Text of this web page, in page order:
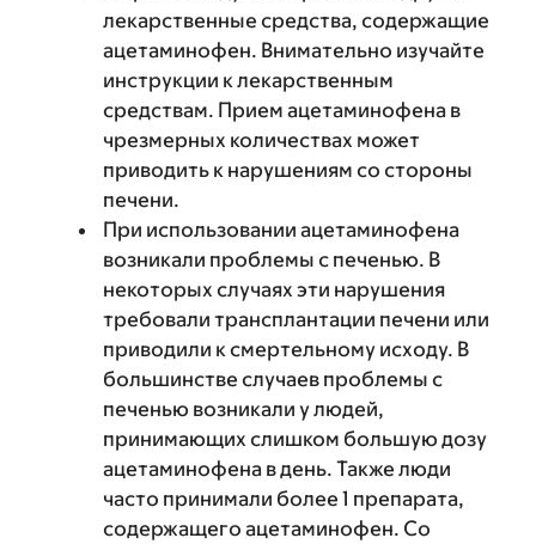
лекарственные средства, содержащие
ацетаминофен. Внимательно изучайте
инструкции к лекарственным
средствам. Прием ацетаминофена в
чрезмерных количествах может
приводить к нарушениям со стороны
печени.
При использовании ацетаминофена
возникали проблемы с печенью. В
некоторых случаях эти нарушения
требовали трансплантации печени или
приводили к смертельному исходу. В
большинстве случаев проблемы с
печенью возникали у людей,
принимающих слишком большую дозу
ацетаминофена в день. Также люди
часто принимали более 1 препарата,
содержащего ацетаминофен. Со